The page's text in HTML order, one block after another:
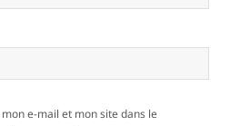
e-mail et mon site dans le